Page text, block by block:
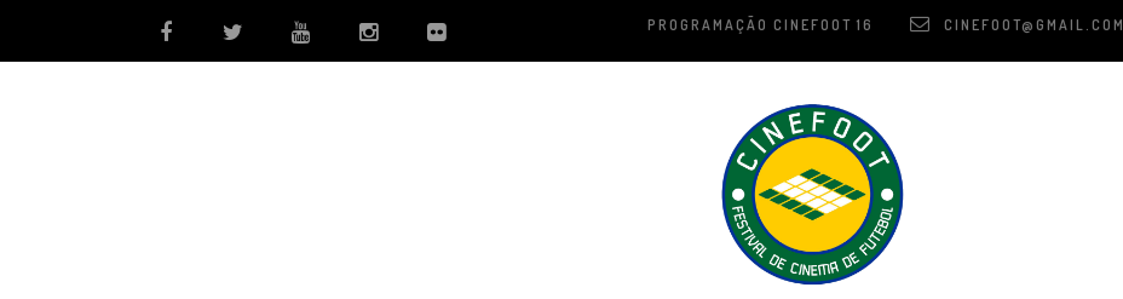
PROGRAMAÇÃO CINEFOOT 16 CINEFOOT@GMAIL.COM